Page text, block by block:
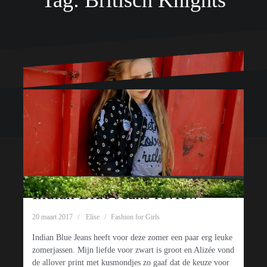
British Knights footwear
review
26 april 2017 Elise
Indian Blue Jeans review
20 maart 2017 Elise Fashion for Girls
Indian Blue Jeans heeft voor deze zomer een paar erg leuke
zomerjassen. Mijn liefde voor zwart is groot en Alizée vond
de allover print met kusmondjes zo gaaf dat de keuze voor
Ondersteund door WordPress |Thema: Oblique door Themeisle.